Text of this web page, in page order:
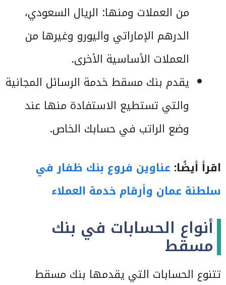
من العملات ومنها: الريال السعودي،
الدرهم الإماراتي واليورو وغيرها من
العملات الأساسية الأخرى.
يقدم بنك مسقط خدمة الرسائل المجانية
والتي تستطيع الاستفادة منها عند
وضع الراتب في حسابك الخاص.
اقرأ أيضًا: عناوين فروع بنك ظفار في
سلطنة عمان وأرقام خدمة العملاء
أنواع الحسابات في بنك
مسقط
تتنوع الحسابات التي يقدمها بنك مسقط